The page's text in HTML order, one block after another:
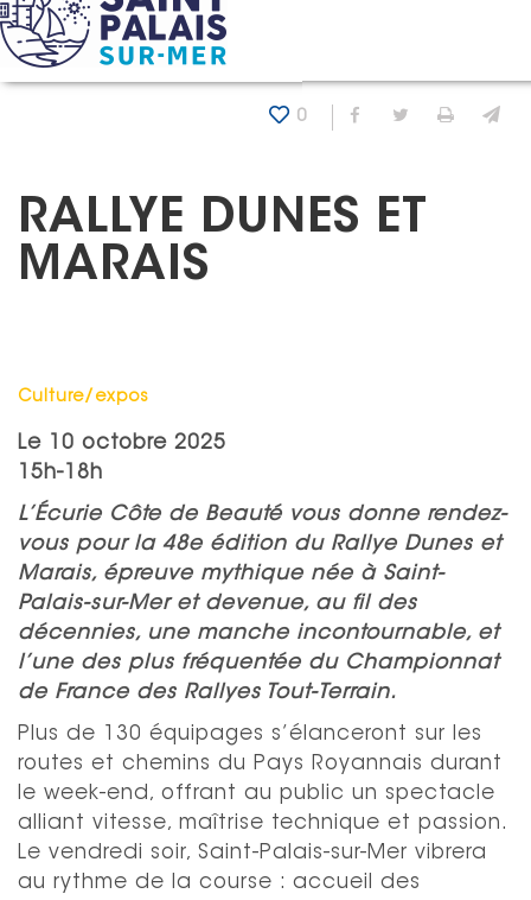
Panneau de gestion des cookies
Accueil Agenda
0 Partager sur
Partager
RALLYE DUNES ET
MARAIS
Catégorie : "
Culture/expos
Le
10 octobre 2025
15h-18h
L’Écurie Côte de Beauté vous donne rendez-
vous pour la 48e édition du Rallye Dunes et
Marais, épreuve mythique née à Saint-
Palais-sur-Mer et devenue, au fil des
décennies, une manche incontournable, et
l’une des plus fréquentée du Championnat
de France des Rallyes Tout-Terrain.
Plus de 130 équipages s’élanceront sur les
routes et chemins du Pays Royannais durant
le week-end, offrant au public un spectacle
alliant vitesse, maîtrise technique et passion.
Le vendredi soir, Saint-Palais-sur-Mer vibrera
au rythme de la course : accueil des